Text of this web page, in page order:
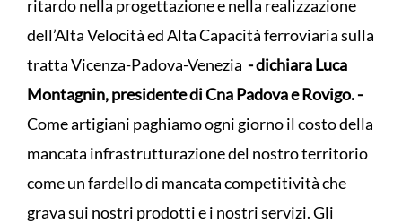
ritardo nella progettazione e nella realizzazione
dell’Alta Velocità ed Alta Capacità ferroviaria sulla
tratta Vicenza-Padova-Venezia - dichiara Luca
Montagnin, presidente di Cna Padova e Rovigo. -
Come artigiani paghiamo ogni giorno il costo della
mancata infrastrutturazione del nostro territorio
come un fardello di mancata competitività che
grava sui nostri prodotti e i nostri servizi. Gli